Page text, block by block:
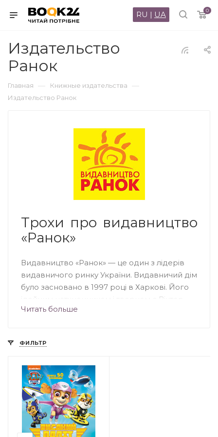
0
RU | UA
Издательство
Ранок
Главная — Книжные издательства —
Издательство Ранок
Трохи про видавництво
«Ранок»
Видавництво «Ранок» — це один з лідерів
видавничого ринку України. Видавничий дім
було засновано в 1997 році в Харкові. Його
ідейним натхненником і творцем є Віктор
Круглов — експерт українського
створення книг, адже видавництво
художників, дизайнерів і редакторів для
співпраці та спільної творчості. Висока якість і
доступні ціни — це основні принципи роботи
видавництва «Ранок». Книги вражають
своєю мальовничістю і стилем.
Читать больше
ФИЛЬТР